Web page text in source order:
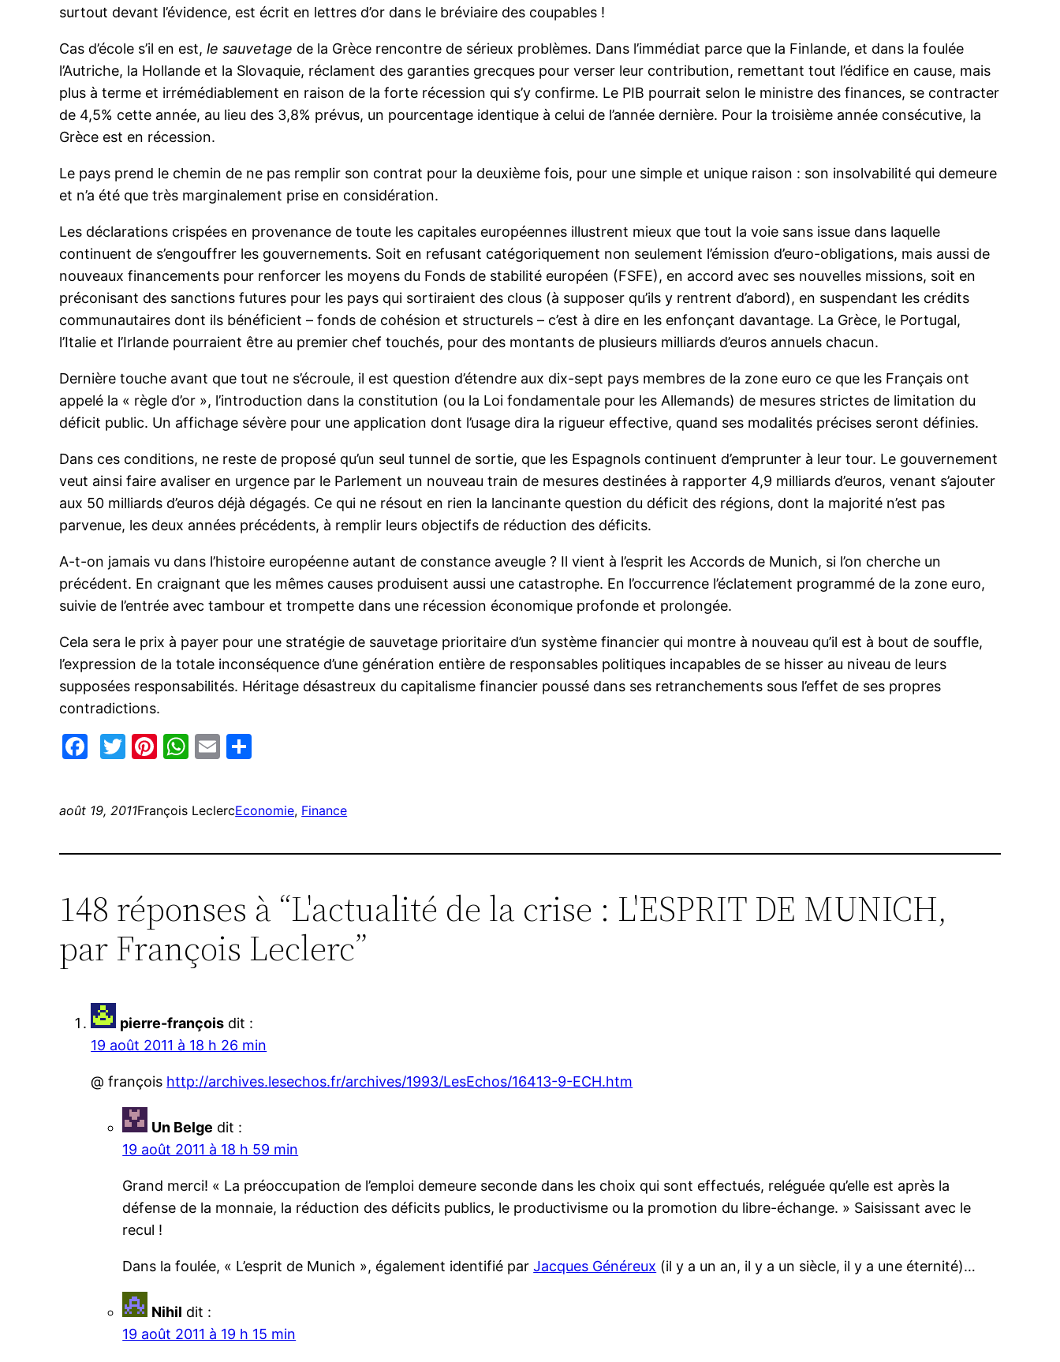
surtout devant l’évidence, est écrit en lettres d’or dans le bréviaire des coupables !
Cas d’école s’il en est,le sauvetage de la Grèce rencontre de sérieux problèmes. Dans l’immédiat parce que la Finlande, et dans la foulée
l’Autriche, la Hollande et la Slovaquie, réclament des garanties grecques pour verser leur contribution, remettant tout l’édifice en cause, mais
plus à terme et irrémédiablement en raison de la forte récession qui s’y confirme. Le PIB pourrait selon le ministre des finances, se contracter
de 4,5% cette année, au lieu des 3,8% prévus, un pourcentage identique à celui de l’année dernière. Pour la troisième année consécutive, la
Grèce est en récession.
Le pays prend le chemin de ne pas remplir son contrat pour la deuxième fois, pour une simple et unique raison : son insolvabilité qui demeure
et n’a été que très marginalement prise en considération.
Les déclarations crispées en provenance de toute les capitales européennes illustrent mieux que tout la voie sans issue dans laquelle
continuent de s’engouffrer les gouvernements. Soit en refusant catégoriquement non seulement l’émission d’euro-obligations, mais aussi de
nouveaux financements pour renforcer les moyens du Fonds de stabilité européen (FSFE), en accord avec ses nouvelles missions, soit en
préconisant des sanctions futures pour les pays qui sortiraient des clous (à supposer qu’ils y rentrent d’abord), en suspendant les crédits
communautaires dont ils bénéficient – fonds de cohésion et structurels – c’est à dire en les enfonçant davantage. La Grèce, le Portugal,
l’Italie et l’Irlande pourraient être au premier chef touchés, pour des montants de plusieurs milliards d’euros annuels chacun.
Dernière touche avant que tout ne s’écroule, il est question d’étendre aux dix-sept pays membres de la zone euro ce que les Français ont
appelé la « règle d’or », l’introduction dans la constitution (ou la Loi fondamentale pour les Allemands) de mesures strictes de limitation du
déficit public. Un affichage sévère pour une application dont l’usage dira la rigueur effective, quand ses modalités précises seront définies.
Dans ces conditions, ne reste de proposé qu’un seul tunnel de sortie, que les Espagnols continuent d’emprunter à leur tour. Le gouvernement
veut ainsi faire avaliser en urgence par le Parlement un nouveau train de mesures destinées à rapporter 4,9 milliards d’euros, venant s’ajouter
aux 50 milliards d’euros déjà dégagés. Ce qui ne résout en rien la lancinante question du déficit des régions, dont la majorité n’est pas
parvenue, les deux années précédents, à remplir leurs objectifs de réduction des déficits.
A-t-on jamais vu dans l’histoire européenne autant de constance aveugle ? Il vient à l’esprit les Accords de Munich, si l’on cherche un
précédent. En craignant que les mêmes causes produisent aussi une catastrophe. En l’occurrence l’éclatement programmé de la zone euro,
suivie de l’entrée avec tambour et trompette dans une récession économique profonde et prolongée.
Cela sera le prix à payer pour une stratégie de sauvetage prioritaire d’un système financier qui montre à nouveau qu’il est à bout de souffle,
l’expression de la totale inconséquence d’une génération entière de responsables politiques incapables de se hisser au niveau de leurs
supposées responsabilités. Héritage désastreux du capitalisme financier poussé dans ses retranchements sous l’effet de ses propres
contradictions.
Facebook
Twitter
Pinterest
WhatsApp
Email
août 19, 2011François LeclercEconomie, Finance
148 réponses à “L'actualité de la crise : L'ESPRIT DE MUNICH,
par François Leclerc”
pierre-françois dit :
19 août 2011 à 18 h 26 min
@ françois http://archives.lesechos.fr/archives/1993/LesEchos/16413-9-ECH.htm
Un Belge dit :
19 août 2011 à 18 h 59 min
Grand merci! « La préoccupation de l’emploi demeure seconde dans les choix qui sont effectués, reléguée qu’elle est après la
défense de la monnaie, la réduction des déficits publics, le productivisme ou la promotion du libre-échange. » Saisissant avec le
recul !
Dans la foulée, « L’esprit de Munich », également identifié parJacques Généreux (il y a un an, il y a un siècle, il y a une éternité)…
Nihil dit :
19 août 2011 à 19 h 15 min